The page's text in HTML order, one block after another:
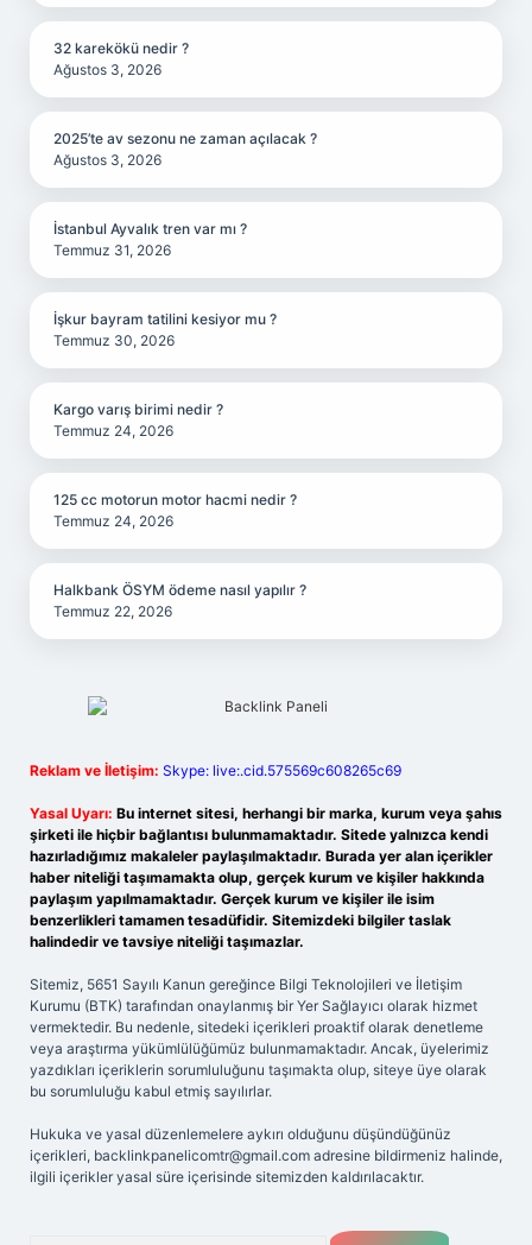
32 karekökü nedir ?
Ağustos 3, 2026
2025’te av sezonu ne zaman açılacak ?
Ağustos 3, 2026
İstanbul Ayvalık tren var mı ?
Temmuz 31, 2026
İşkur bayram tatilini kesiyor mu ?
Temmuz 30, 2026
Kargo varış birimi nedir ?
Temmuz 24, 2026
125 cc motorun motor hacmi nedir ?
Temmuz 24, 2026
Halkbank ÖSYM ödeme nasıl yapılır ?
Temmuz 22, 2026
Reklam ve İletişim: Skype: live:.cid.575569c608265c69
Yasal Uyarı: Bu internet sitesi, herhangi bir marka, kurum veya şahıs
şirketi ile hiçbir bağlantısı bulunmamaktadır. Sitede yalnızca kendi
hazırladığımız makaleler paylaşılmaktadır. Burada yer alan içerikler
haber niteliği taşımamakta olup, gerçek kurum ve kişiler hakkında
paylaşım yapılmamaktadır. Gerçek kurum ve kişiler ile isim
benzerlikleri tamamen tesadüfidir. Sitemizdeki bilgiler taslak
halindedir ve tavsiye niteliği taşımazlar.
Sitemiz, 5651 Sayılı Kanun gereğince Bilgi Teknolojileri ve İletişim
Kurumu (BTK) tarafından onaylanmış bir Yer Sağlayıcı olarak hizmet
vermektedir. Bu nedenle, sitedeki içerikleri proaktif olarak denetleme
veya araştırma yükümlülüğümüz bulunmamaktadır. Ancak, üyelerimiz
yazdıkları içeriklerin sorumluluğunu taşımakta olup, siteye üye olarak
bu sorumluluğu kabul etmiş sayılırlar.
Hukuka ve yasal düzenlemelere aykırı olduğunu düşündüğünüz
içerikleri, backlinkpanelicomtr@gmail.com adresine bildirmeniz halinde,
ilgili içerikler yasal süre içerisinde sitemizden kaldırılacaktır.